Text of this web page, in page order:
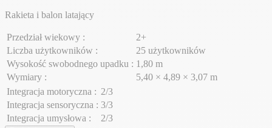
Rakieta i balon latający
Przedział wiekowy :
2+
Liczba użytkowników :
25 użytkowników
Wysokość swobodnego upadku : 1,80 m
Wymiary :
5,40 × 4,89 × 3,07 m
Integracja motoryczna : 2/3
Integracja sensoryczna : 3/3
Integracja umysłowa :
2/3